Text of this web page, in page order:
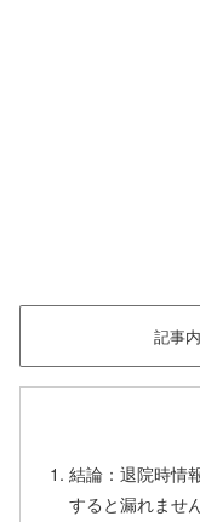
記事
結論：退院時情
すると漏れませ